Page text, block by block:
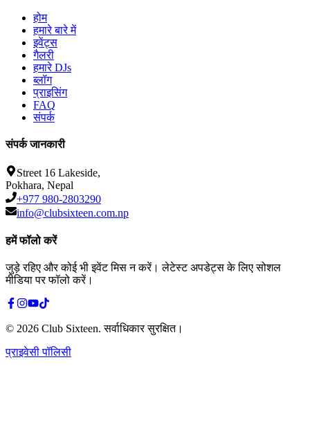
होम
हमारे बारे में
इवेंट्स
गैलरी
हमारे DJs
ब्लॉग
प्राइसिंग
FAQ
संपर्क
संपर्क जानकारी
Street 16 Lakeside,
Pokhara, Nepal
+977 980-2803290
info@clubsixteen.com.np
हमें फॉलो करें
जुड़े रहिए और कोई भी इवेंट मिस न करें। लेटेस्ट अपडेट्स के लिए सोशल
मीडिया पर फॉलो करें।
© 2026 Club Sixteen.सर्वाधिकार सुरक्षित।
प्राइवेसी पॉलिसी